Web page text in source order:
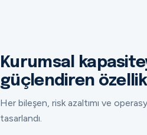
Kurumsal
güçlendiren
Her bileşen, risk azaltımı ve
tasarlandı.